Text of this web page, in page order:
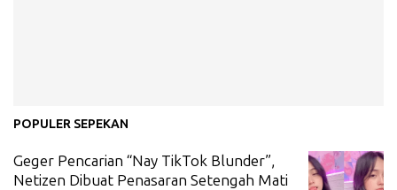
POPULER SEPEKAN
Geger Pencarian “Nay TikTok Blunder”,
Netizen Dibuat Penasaran Setengah Mati